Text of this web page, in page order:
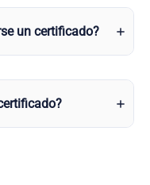
un certificado?